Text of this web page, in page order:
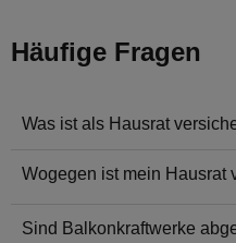
Häufige Fragen
Was ist als Hausrat
Wogegen ist mein Hausrat
Sind Balkonkraftwerke